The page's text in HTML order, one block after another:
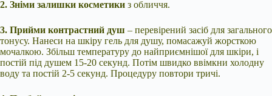
2. Зніми залишки косметики з обличчя.
3. Прийми контрастний душ – перевірений засіб для загального
тонусу. Нанеси на шкіру гель для душу, помасажуй жорсткою
мочалкою. Збільш температуру до найприємнішої для шкіри, і
постій під душем 15-20 секунд. Потім швидко ввімкни холодну
воду та постій 2-5 секунд. Процедуру повтори тричі.